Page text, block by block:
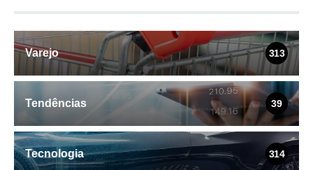
Varejo 313
Tendências 39
Tecnologia 314